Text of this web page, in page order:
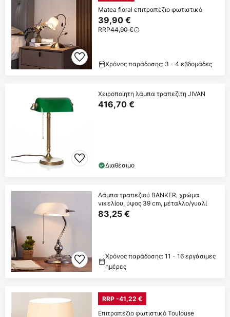
Matea floral επιτραπέζιο φωτιστικό
39,90 €
RRP44,90 €
Χρόνος παράδοσης: 3 - 4 εβδομάδες
Χειροποίητη λάμπα τραπεζίτη JIVAN
416,70 €
Διαθέσιμο
Λάμπα τραπεζιού BANKER, χρώμα
νικελίου, ύψος 39 cm, μέταλλο/γυαλί
83,25 €
Χρόνος παράδοσης: 11 - 16 εργάσιμες
ημέρες
RRP -41,22 €
Επιτραπέζιο φωτιστικό Toulouse